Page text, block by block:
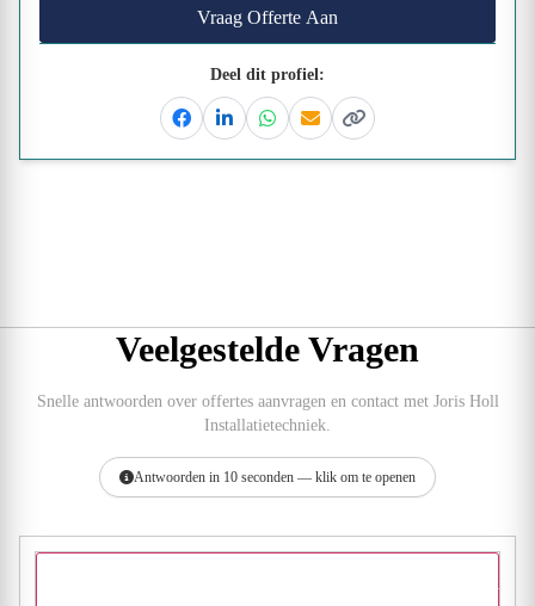
Vraag Offerte Aan
Deel dit profiel:
FacebookLinkedinWhatsapp
EmailKopieer link
Veelgestelde Vragen
Snelle antwoorden over offertes aanvragen en contact met Joris Holl
Installatietechniek.
Antwoorden in 10 seconden — klik om te openen
Hoe vraag ik een offerte aan bij Joris Holl Installatietechniek?